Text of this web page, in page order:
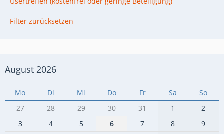
Filter zurücksetzen
August 2026
Mo Di Mi Do Fr Sa
So
27
28 29 30 31 1
2
3
4 5 6 7 8
9